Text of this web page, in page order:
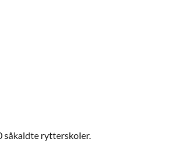
såkaldte rytterskoler.